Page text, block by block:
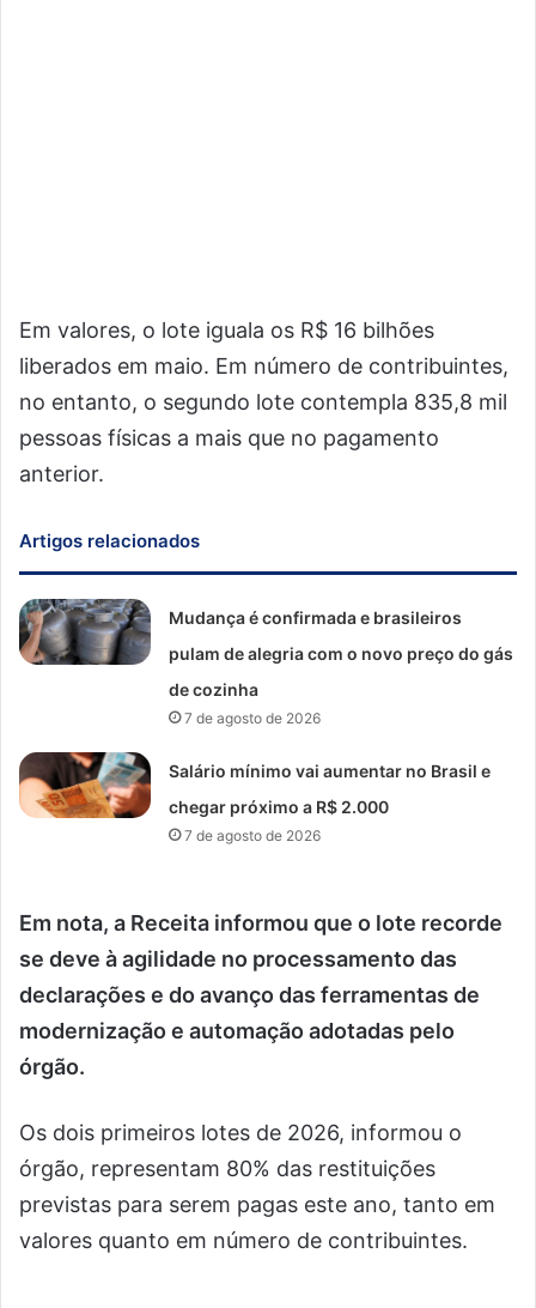
Em valores, o lote iguala os R$ 16 bilhões
liberados em maio. Em número de contribuintes,
no entanto, o segundo lote contempla 835,8 mil
pessoas físicas a mais que no pagamento
anterior.
Artigos relacionados
Mudança é confirmada e brasileiros
pulam de alegria com o novo preço do gás
de cozinha
7 de agosto de 2026
Salário mínimo vai aumentar no Brasil e
chegar próximo a R$ 2.000
7 de agosto de 2026
Em nota, a Receita informou que o lote recorde
se deve à agilidade no processamento das
declarações e do avanço das ferramentas de
modernização e automação adotadas pelo
órgão.
Os dois primeiros lotes de 2026, informou o
órgão, representam 80% das restituições
previstas para serem pagas este ano, tanto em
valores quanto em número de contribuintes.